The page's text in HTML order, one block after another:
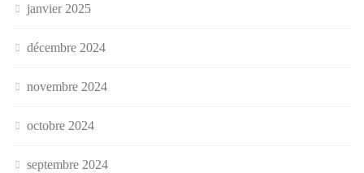
janvier 2025
décembre 2024
novembre 2024
octobre 2024
septembre 2024